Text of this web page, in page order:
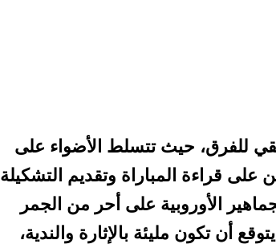
للفرق، حيث تتسلط الأضواء على
على قراءة المباراة وتقديم التشكيلة
الأوروبية على أحر من الجمر
أن تكون مليئة بالإثارة والندية،